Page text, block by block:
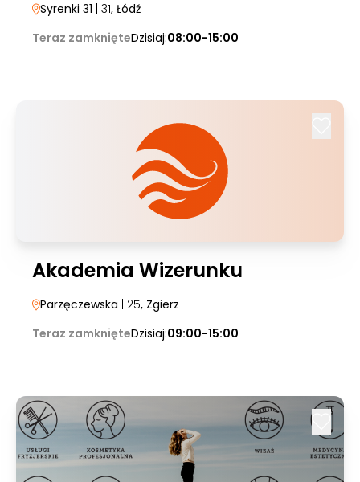
Syrenki 31 | 31, Łódź
Teraz zamknięteDzisiaj:08:00-15:00
Akademia Wizerunku
Parzęczewska | 25, Zgierz
Teraz zamknięteDzisiaj:09:00-15:00